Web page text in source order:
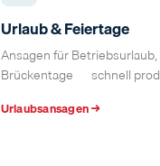
Urlaub & Feiertage
Ansagen für
Brückentage — schnell
Urlaubsansagen →